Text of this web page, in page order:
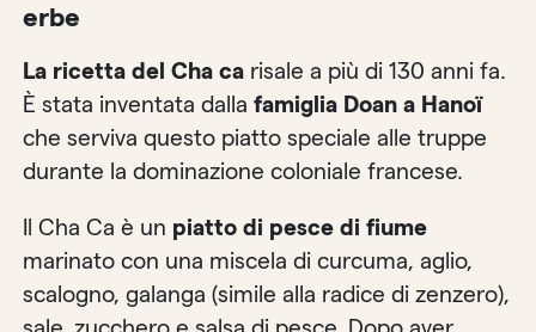
erbe
La ricetta del Cha ca risale a più di 130 anni fa.
È stata inventata dallafamiglia Doan a Hanoï
che serviva questo piatto speciale alle truppe
durante la dominazione coloniale francese.
Il Cha Ca è un piatto di pesce di fiume
marinato con una miscela di curcuma, aglio,
scalogno, galanga (simile alla radice di zenzero),